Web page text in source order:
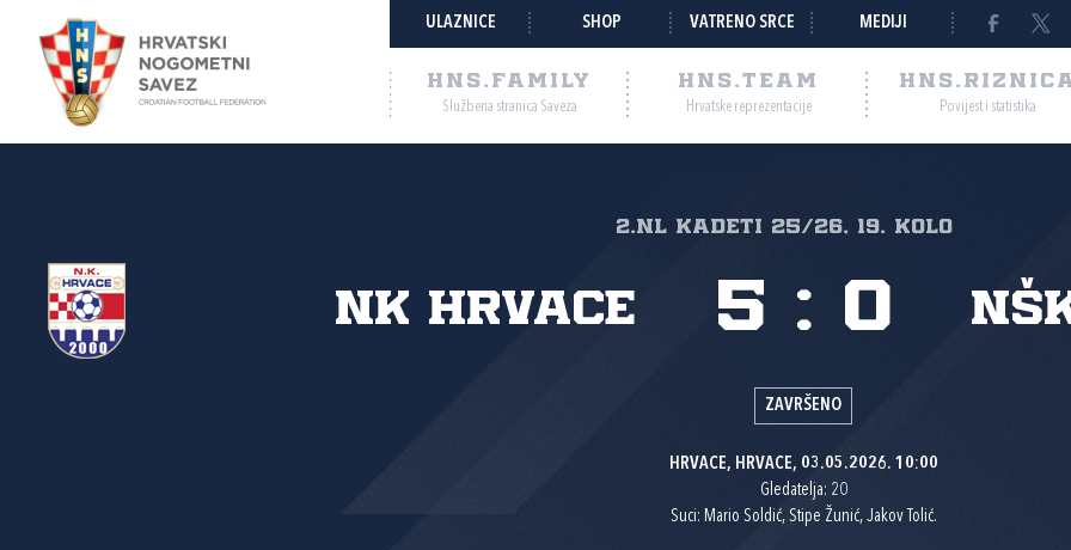
ULAZNICE SHOP VATRENO SRCE MEDIJI
HNS.FAMILY
Službena stranica Saveza
HNS.TEAM
Hrvatske reprezentacije Povijest i statistika
2.nl Kadeti 25/26, 19. kolo
NK Hrvace 5 : 0
ZAVRŠENO
HRVACE, HRVACE, 03.05.2026. 10:00
Gledatelja: 20
Suci: Mario Soldić, Stipe Žunić, Jakov Tolić.